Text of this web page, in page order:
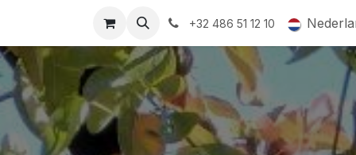
QR-labels Leifruit Subsidiedossiers
+32 486 51 12 10